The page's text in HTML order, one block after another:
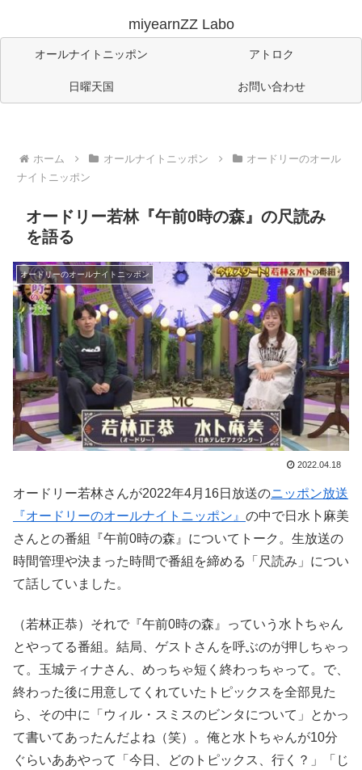
miyearnZZ Labo
オールナイトニッポン アトロク
日曜天国 お問い合わせ
ホーム オールナイトニッポン
オードリーのオール
ナイトニッポン
オードリー若林『午前0時の森』の尺読み
を語る
オードリーのオールナイトニッポン
2022.04.18
オードリー若林さんが2022年4月16日放送のニッポン放送
『オードリーのオールナイトニッポン』 の中で日水卜麻美
さんとの番組『午前0時の森』についてトーク。生放送の
時間管理や決まった時間で番組を締める「尺読み」につい
て話していました。
（若林正恭）それで『午前0時の森』っていう水卜ちゃん
とやってる番組。結局、ゲストさんを呼ぶのが押しちゃっ
て。玉城ティナさん、めっちゃ短く終わっちゃって。で、
終わった後に用意してくれていたトピックスを全部見た
ら、その中に「ウィル・スミスのビンタについて」とかっ
て書いてあったんだよね（笑）。俺と水卜ちゃんが10分
ぐらいああやって「今日、どのトピックス、行く？」「じ